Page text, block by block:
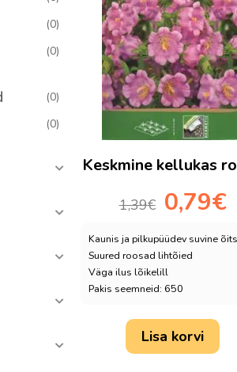
Keskmine kellukas
1,39€
Algne
hind
1,39€.
0,79€
Kaunis ja pilkupüüdev suvine
Suured roosad lihtõied
Väga ilus lõikelill
Pakis seemneid: 650
Lisa korvi
0
0
0
0
0
0